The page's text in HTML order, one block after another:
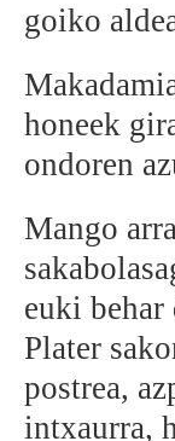
goiko
honeek
ondoren
Mango
euki behar
Plater
postrea,
intxaurra,